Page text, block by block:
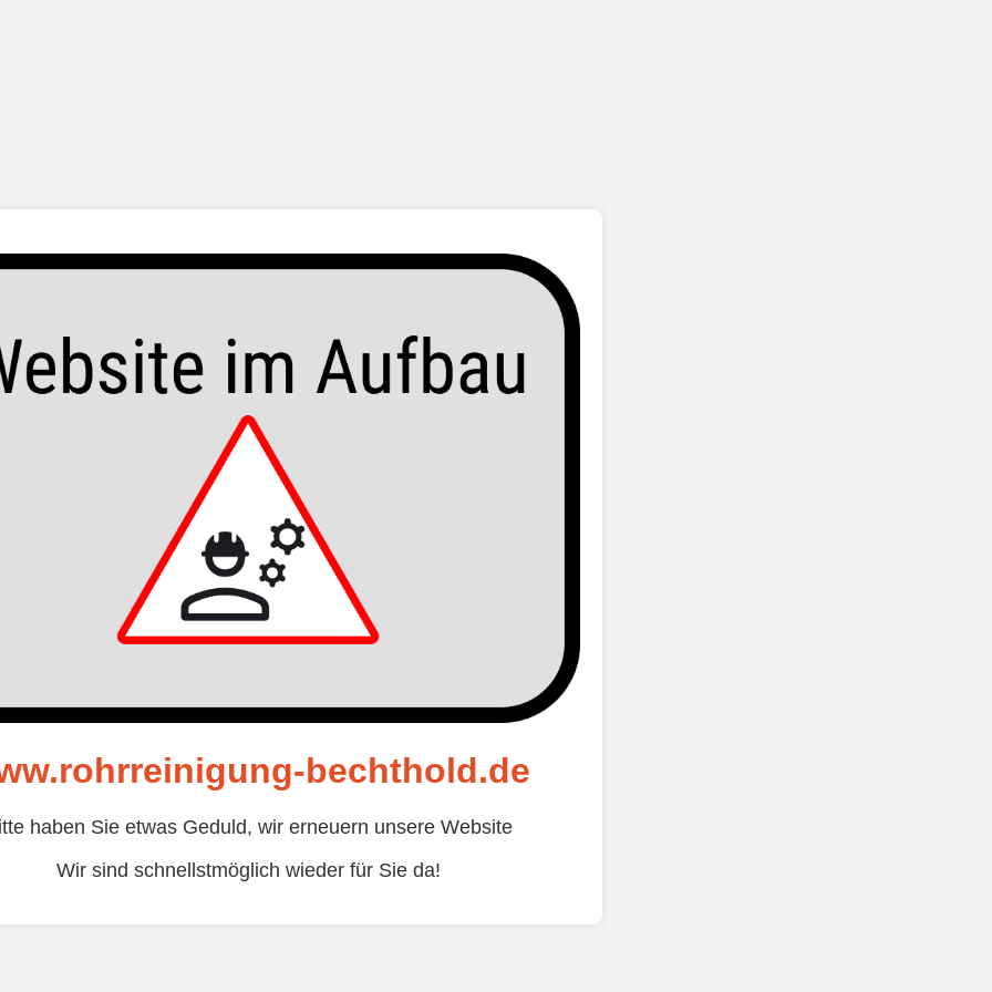
bechthold.de
haben Sie etwas Geduld, wir erneuern unsere Website
Wir sind schnellstmöglich wieder für Sie da!